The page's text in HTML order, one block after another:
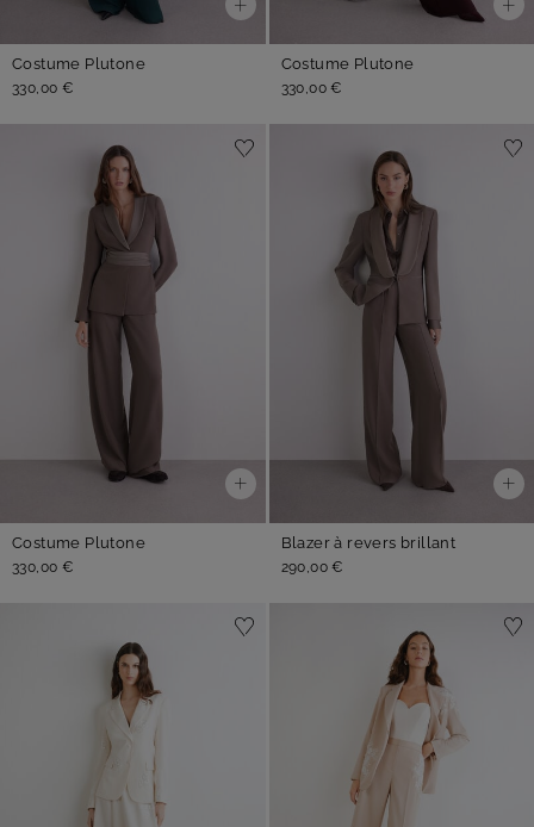
Costume Plutone
330,00 €
Costume Plutone
330,00 €
Costume Plutone
330,00 €
Blazer à revers brillant
290,00 €